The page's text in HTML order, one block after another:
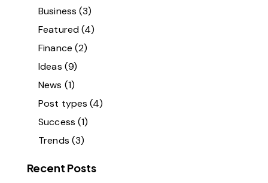
Business (3)
Featured(4)
Finance (2)
Ideas (9)
News (1)
Post types (4)
Success (1)
Trends (3)
Recent Posts